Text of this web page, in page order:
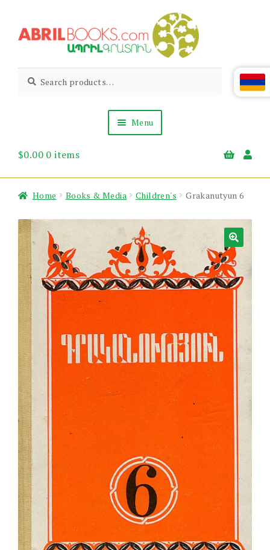
to
to
Abril
Books
Living
Armenian
for:
Menu
About Us
$0.00 0 items
Home Books & Media Children's Grakanutyun 6